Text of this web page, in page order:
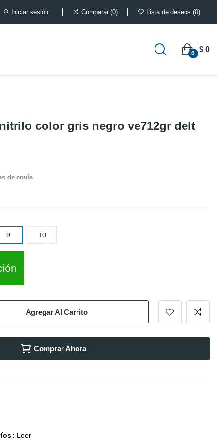
Iniciar sesión Comparar 0 Lista de deseos 0
$ 0
0
color gris negro ve712gr delt
de envío
9 10
Agregar Al Carrito
Comprar Ahora
Leer